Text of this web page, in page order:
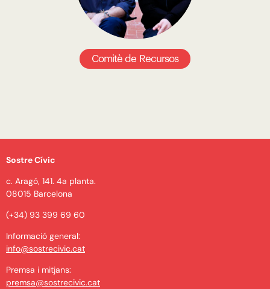
Comitè de Recursos
Sostre Cívic
c. Aragó, 141. 4a planta.
08015 Barcelona
(+34) 93 399 69 60
Informació general:
info@sostrecivic.cat
Premsa i mitjans:
premsa@sostrecivic.cat